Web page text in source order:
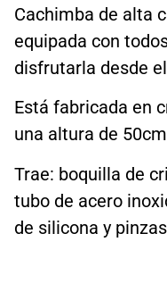
Cachimba de alta
equipada con
disfrutarla desde
Está fabricada en
una altura de
Trae: boquilla de
tubo de acero
de silicona y